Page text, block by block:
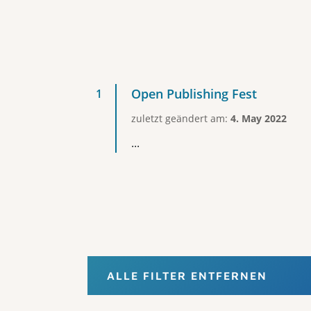
Open Publishing Fest
zuletzt geändert am: 4. May 2022
...
ALLE FILTER ENTFERNEN